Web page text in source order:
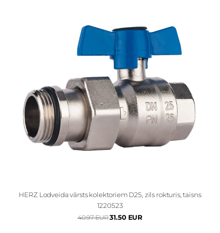
HERZ Lodveida vārsts kolektoriem D25, zils rokturis, taisns
1220523
40.97 EUR31.50 EUR